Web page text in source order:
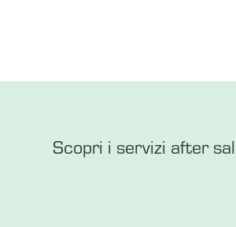
Scopri i servizi after